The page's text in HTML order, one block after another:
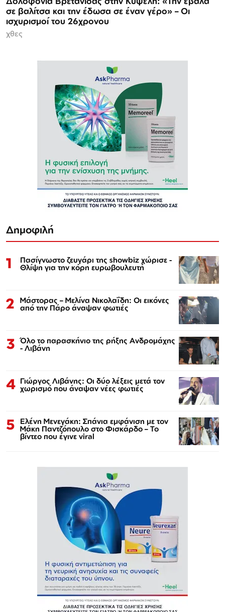
σε βαλίτσα και την έδωσα σε έναν γέρο» – Οι
ισχυρισμοί του 26χρονου
χθες
Δημοφιλή
1 Πασίγνωστο ζευγάρι της showbiz χώρισε -
Θλίψη για την κόρη ευρωβουλευτή
2 Μάστορας – Μελίνα Νικολαΐδη: Οι εικόνες
από την Πάρο άναψαν φωτιές
3 Όλο το παρασκήνιο της ρήξης Ανδρομάχης
- Λιβάνη
4 Γιώργος Λιβάνης: Οι δύο λέξεις μετά τον
χωρισμό που άναψαν νέες φωτιές
5 Ελένη Μενεγάκη: Σπάνια εμφάνιση με τον
Μάκη Παντζόπουλο στο Φισκάρδο – Το
βίντεο που έγινε viral